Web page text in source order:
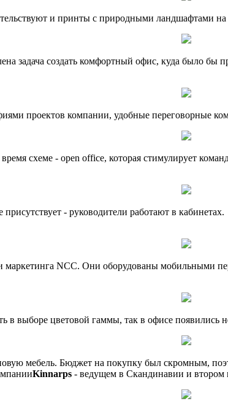
и принты с природными ландшафтами на
задача создать комфортный офис, куда было бы
проектов компании, удобные переговорные
схеме - open office, которая стимулирует
- руководители работают в кабинетах.
NCC. Они оборудованы мобильными
в выборе цветовой гаммы, так в офисе появились
мебель. Бюджет на покупку был скромным,
Kinnarps - ведущем в Скандинавии и втором